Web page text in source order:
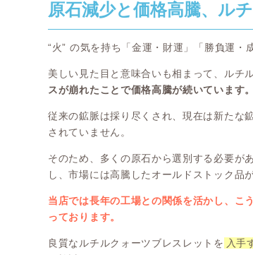
原石減少と価格高騰、ル
“火” の気を持ち「金運・財運」「勝負運・
美しい見た目と意味合いも相まって、ルチ
スが崩れたことで価格高騰が続いています。
従来の鉱脈は採り尽くされ、現在は新たな
されていません。
そのため、多くの原石から選別する必要が
し、市場には高騰したオールドストック品
当店では長年の工場との関係を活かし、こ
っております。
良質なルチルクォーツブレスレットを 入手